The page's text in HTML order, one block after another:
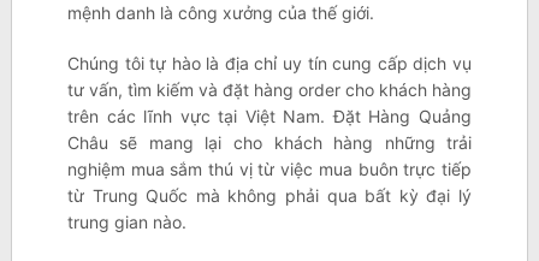
mệnh danh là công xưởng của thế giới.
Chúng tôi tự hào là địa chỉ uy tín cung cấp dịch vụ
tư vấn, tìm kiếm và đặt hàng order cho khách hàng
trên các lĩnh vực tại Việt Nam. Đặt Hàng Quảng
Châu sẽ mang lại cho khách hàng những trải
nghiệm mua sắm thú vị từ việc mua buôn trực tiếp
từ Trung Quốc mà không phải qua bất kỳ đại lý
trung gian nào.